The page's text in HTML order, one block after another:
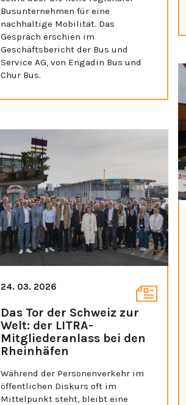
Busunternehmen für eine
nachhaltige Mobilität. Das
Gespräch erschien im
Geschäftsbericht der Bus und
Service AG, von Engadin Bus und
Chur Bus.
24. 03. 2026
Das Tor der Schweiz zur
Welt: der LITRA-
Mitgliederanlass bei den
Rheinhäfen
Während der Personenverkehr im
öffentlichen Diskurs oft im
Mittelpunkt steht, bleibt eine